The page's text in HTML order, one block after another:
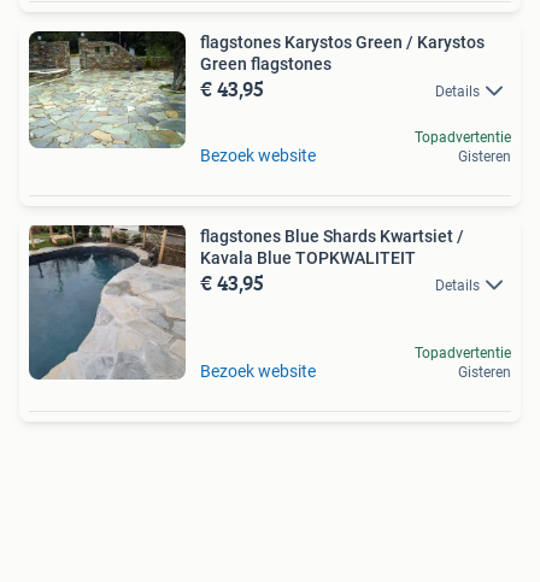
flagstones Karystos Green / Karystos
Green flagstones
€ 43,95 Details
Bezoek website
Topadvertentie
Gisteren
flagstones Blue Shards Kwartsiet /
Kavala Blue TOPKWALITEIT
€ 43,95 Details
Bezoek website
Topadvertentie
Gisteren